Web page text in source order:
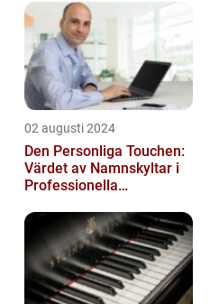
02 augusti 2024
Den Personliga Touchen:
Värdet av Namnskyltar i
Professionella